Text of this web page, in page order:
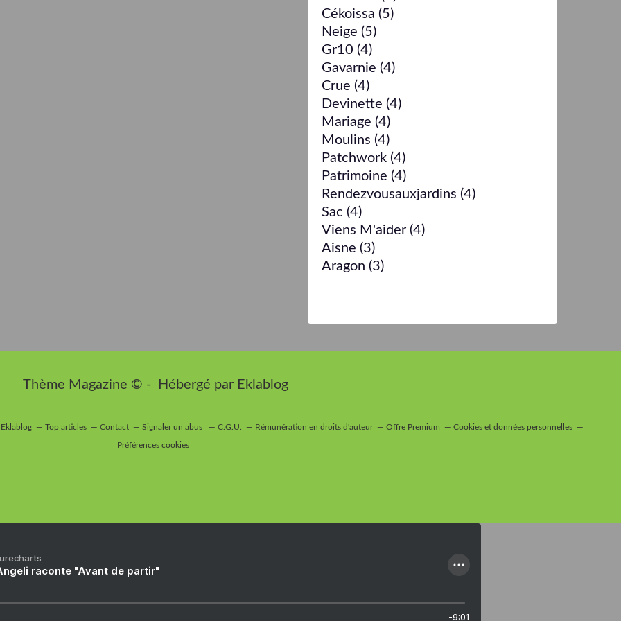
Cékoissa (5)
Neige (5)
Gr10 (4)
Gavarnie (4)
Crue (4)
Devinette (4)
Mariage (4)
Moulins (4)
Patchwork (4)
Patrimoine (4)
Rendezvousauxjardins (4)
Sac (4)
Viens M'aider (4)
Aisne (3)
Aragon (3)
Thème Magazine © - Hébergé par Eklablog
Top articles Contact Signaler un abus C.G.U. Rémunération en droits d'auteur Offre Premium Cookies et données personnelles
Préférences cookies
raconte "Avant de partir"
-9:01